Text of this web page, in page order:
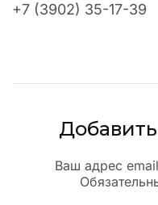
+7 (3902) 35-17-39
Ваш адрес